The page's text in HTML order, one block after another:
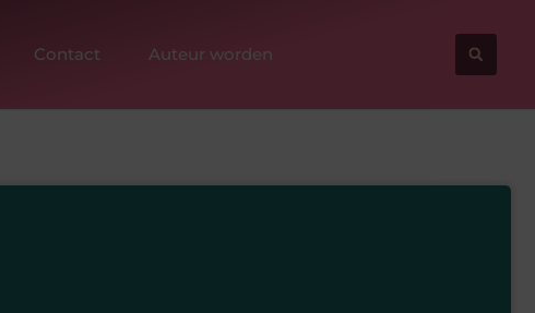
Contact Auteur worden